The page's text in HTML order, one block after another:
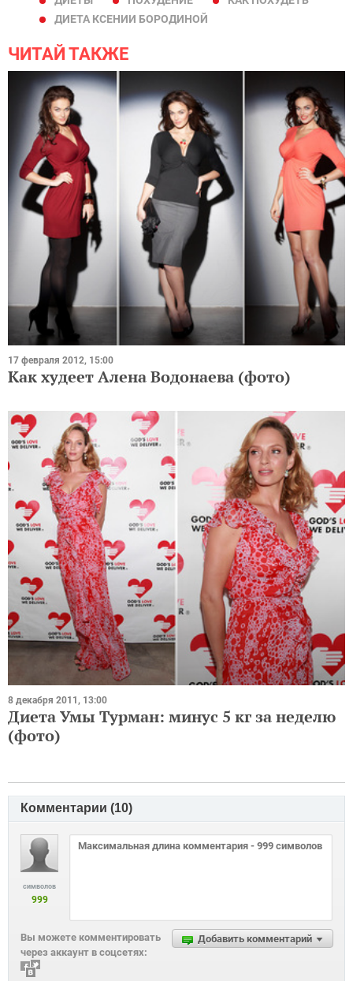
ДИЕТА КСЕНИИ БОРОДИНОЙ
ЧИТАЙ ТАКЖЕ
17 февраля 2012, 15:00
Как худеет Алена Водонаева (фото)
8 декабря 2011, 13:00
Диета Умы Турман: минус 5 кг за неделю
(фото)
Комментарии (10)
символов
999
Добавить комментарий
Вы можете комментировать
через аккаунт в соцсетях: